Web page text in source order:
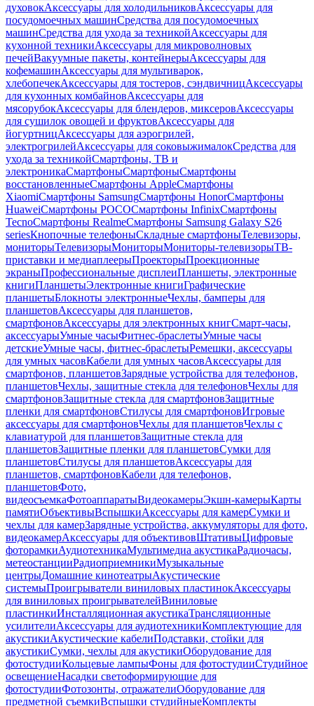
духовокАксессуары для холодильниковАксессуары для
посудомоечных машинСредства для посудомоечных
машинСредства для ухода за техникойАксессуары для
кухонной техникиАксессуары для микроволновых
печейВакуумные пакеты, контейнерыАксессуары для
кофемашинАксессуары для мультиварок,
хлебопечекАксессуары для тостеров, сэндвичницАксессуары
для кухонных комбайновАксессуары для
мясорубокАксессуары для блендеров, миксеровАксессуары
для сушилок овощей и фруктовАксессуары для
йогуртницАксессуары для аэрогрилей,
электрогрилейАксессуары для соковыжималокСредства для
ухода за техникойСмартфоны, ТВ и
электроникаСмартфоныСмартфоныСмартфоны
восстановленныеСмартфоны AppleСмартфоны
XiaomiСмартфоны SamsungСмартфоны HonorСмартфоны
HuaweiСмартфоны POCOСмартфоны InfinixСмартфоны
TecnoСмартфоны RealmeСмартфоны Samsung Galaxy S26
seriesКнопочные телефоныСкладные смартфоныТелевизоры,
мониторыТелевизорыМониторыМониторы-телевизорыТВ-
приставки и медиаплеерыПроекторыПроекционные
экраныПрофессиональные дисплеиПланшеты, электронные
книгиПланшетыЭлектронные книгиГрафические
планшетыБлокноты электронныеЧехлы, бамперы для
планшетовАксессуары для планшетов,
смартфоновАксессуары для электронных книгСмарт-часы,
аксессуарыУмные часыФитнес-браслетыУмные часы
детскиеУмные часы, фитнес-браслетыРемешки, аксессуары
для умных часовКабели для умных часовАксессуары для
смартфонов, планшетовЗарядные устройства для телефонов,
планшетовЧехлы, защитные стекла для телефоновЧехлы для
смартфоновЗащитные стекла для смартфоновЗащитные
пленки для смартфоновСтилусы для смартфоновИгровые
аксессуары для смартфоновЧехлы для планшетовЧехлы с
клавиатурой для планшетовЗащитные стекла для
планшетовЗащитные пленки для планшетовСумки для
планшетовСтилусы для планшетовАксессуары для
планшетов, смартфоновКабели для телефонов,
планшетовФото,
видеосъемкаФотоаппаратыВидеокамерыЭкшн-камерыКарты
памятиОбъективыВспышкиАксессуары для камерСумки и
чехлы для камерЗарядные устройства, аккумуляторы для фото,
видеокамерАксессуары для объективовШтативыЦифровые
фоторамкиАудиотехникаМультимедиа акустикаРадиочасы,
метеостанцииРадиоприемникиМузыкальные
центрыДомашние кинотеатрыАкустические
системыПроигрыватели виниловых пластинокАксессуары
для виниловых проигрывателейВиниловые
пластинкиИнсталляционная акустикаТрансляционные
усилителиАксессуары для аудиотехникиКомплектующие для
акустикиАкустические кабелиПодставки, стойки для
акустикиСумки, чехлы для акустикиОборудование для
фотостудииКольцевые лампыФоны для фотостудииСтудийное
освещениеНасадки светоформирующие для
фотостудииФотозонты, отражателиОборудование для
предметной съемкиВспышки студийныеКомплекты